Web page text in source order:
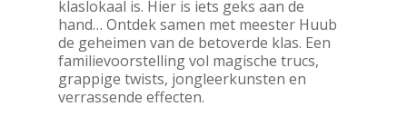
klaslokaal is. Hier is iets geks aan de
hand… Ontdek samen met meester Huub
de geheimen van de betoverde klas. Een
familievoorstelling vol magische trucs,
grappige twists, jongleerkunsten en
verrassende effecten.